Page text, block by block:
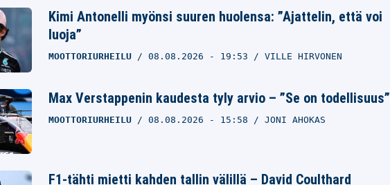
Kimi Antonelli myönsi suuren huolensa: ”Ajattelin, että voi
luoja”
MOOTTORIURHEILU 08.08.2026 - 19:53 VILLE HIRVONEN
Max Verstappenin kaudesta tyly arvio – ”Se on todellisuus”
MOOTTORIURHEILU 08.08.2026 - 15:58 JONI AHOKAS
F1-tähti mietti kahden tallin välillä – David Coulthard